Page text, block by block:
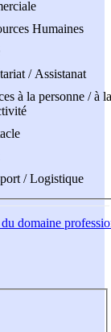
Humaines
/ Assistanat
à la personne / à la
/ Logistique
domaine